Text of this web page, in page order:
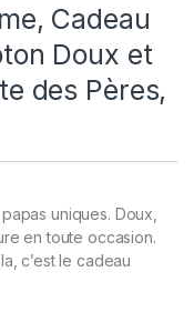
Cadeau
Doux et
des Pères,
uniques. Doux,
en toute occasion.
c’est le cadeau